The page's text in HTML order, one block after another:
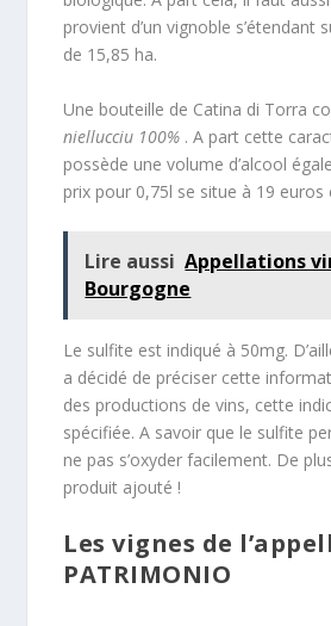
provient d’un vignoble s’étendant
de 15,85 ha.
Une bouteille de Catina di Torra
niellucciu 100% . A part cette
possède une volume d’alcool
prix pour 0,75l se situe à 19 euros
Lire aussi Appellations
Bourgogne
Le sulfite est indiqué à 50mg.
a décidé de préciser cette
des productions de vins, cette
spécifiée. A savoir que le sulfite
ne pas s’oxyder facilement. De
produit ajouté !
Les vignes de
PATRIMONIO